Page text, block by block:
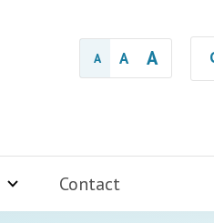
A A A
Contact